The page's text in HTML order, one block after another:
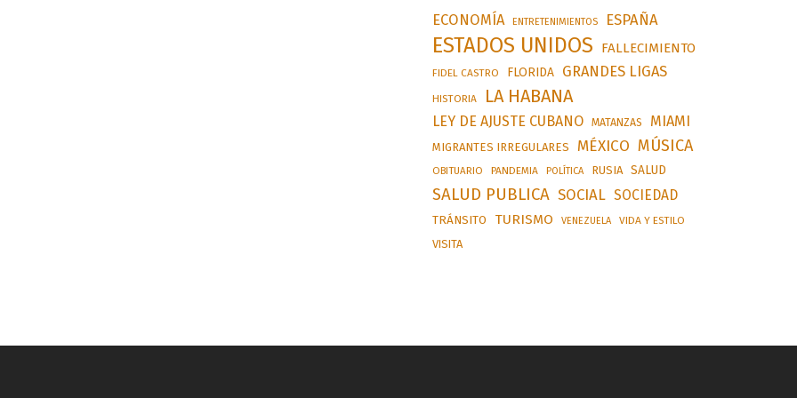
ECONOMÍA ENTRETENIMIENTOS ESPAÑA
ESTADOS UNIDOS FALLECIMIENTO
FIDEL CASTRO FLORIDA GRANDES LIGAS
HISTORIA LA HABANA
LEY DE AJUSTE CUBANO MATANZAS MIAMI
MIGRANTES IRREGULARES MÉXICO MÚSICA
OBITUARIO PANDEMIA POLÍTICA RUSIA SALUD
SALUD PUBLICA SOCIAL SOCIEDAD
TRÁNSITO TURISMO VENEZUELA VIDA Y ESTILO
VISITA